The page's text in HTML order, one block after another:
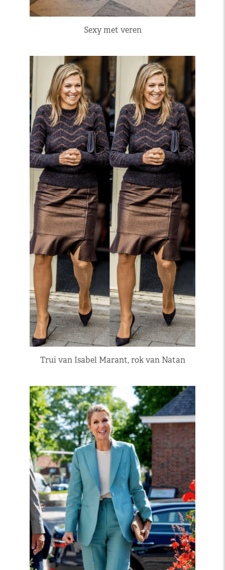
Sexy met veren
Trui van Isabel Marant, rok van Natan